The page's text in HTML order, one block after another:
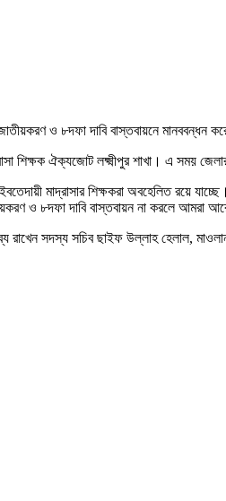
ও ৮দফা দাবি বাস্তবায়নে মানববন্ধন
শিক্ষক ঐক্যজোট লক্ষ্মীপুর শাখা। এ সময়
মাদ্রাসার শিক্ষকরা অবহেলিত রয়ে
ও ৮দফা দাবি বাস্তবায়ন না করলে আমরা
সদস্য সচিব ছাইফ উল্লাহ হেলাল,